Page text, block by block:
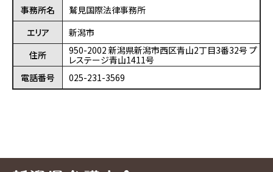
事務所名
鷲見国際法律事務所
エリア
新潟市
住所
950-2002 新潟県新潟市西区青山2丁目3番32号 プ
レステージ青山1411号
電話番号
025-231-3569